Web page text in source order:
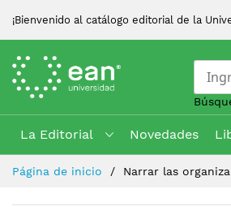
¡Bienvenido al catálogo editorial de la
La Editorial Novedades
Skip
Página de inicio Narrar las